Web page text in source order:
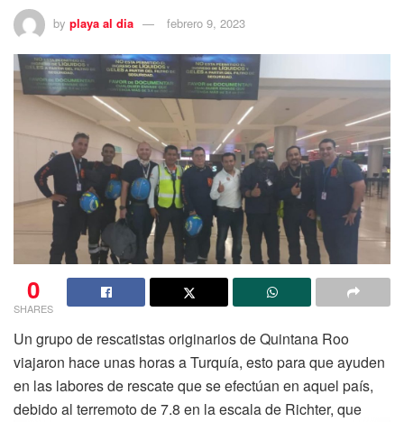
by playa al dia febrero 9, 2023
0
SHARES
Un grupo de rescatistas originarios de Quintana Roo
viajaron hace unas horas a Turquía, esto para que ayuden
en las labores de rescate que se efectúan en aquel país,
debido al terremoto de 7.8 en la escala de Richter, que